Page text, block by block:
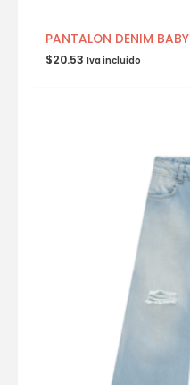
PANTALON DENIM BABY
$20.53 Iva incluido